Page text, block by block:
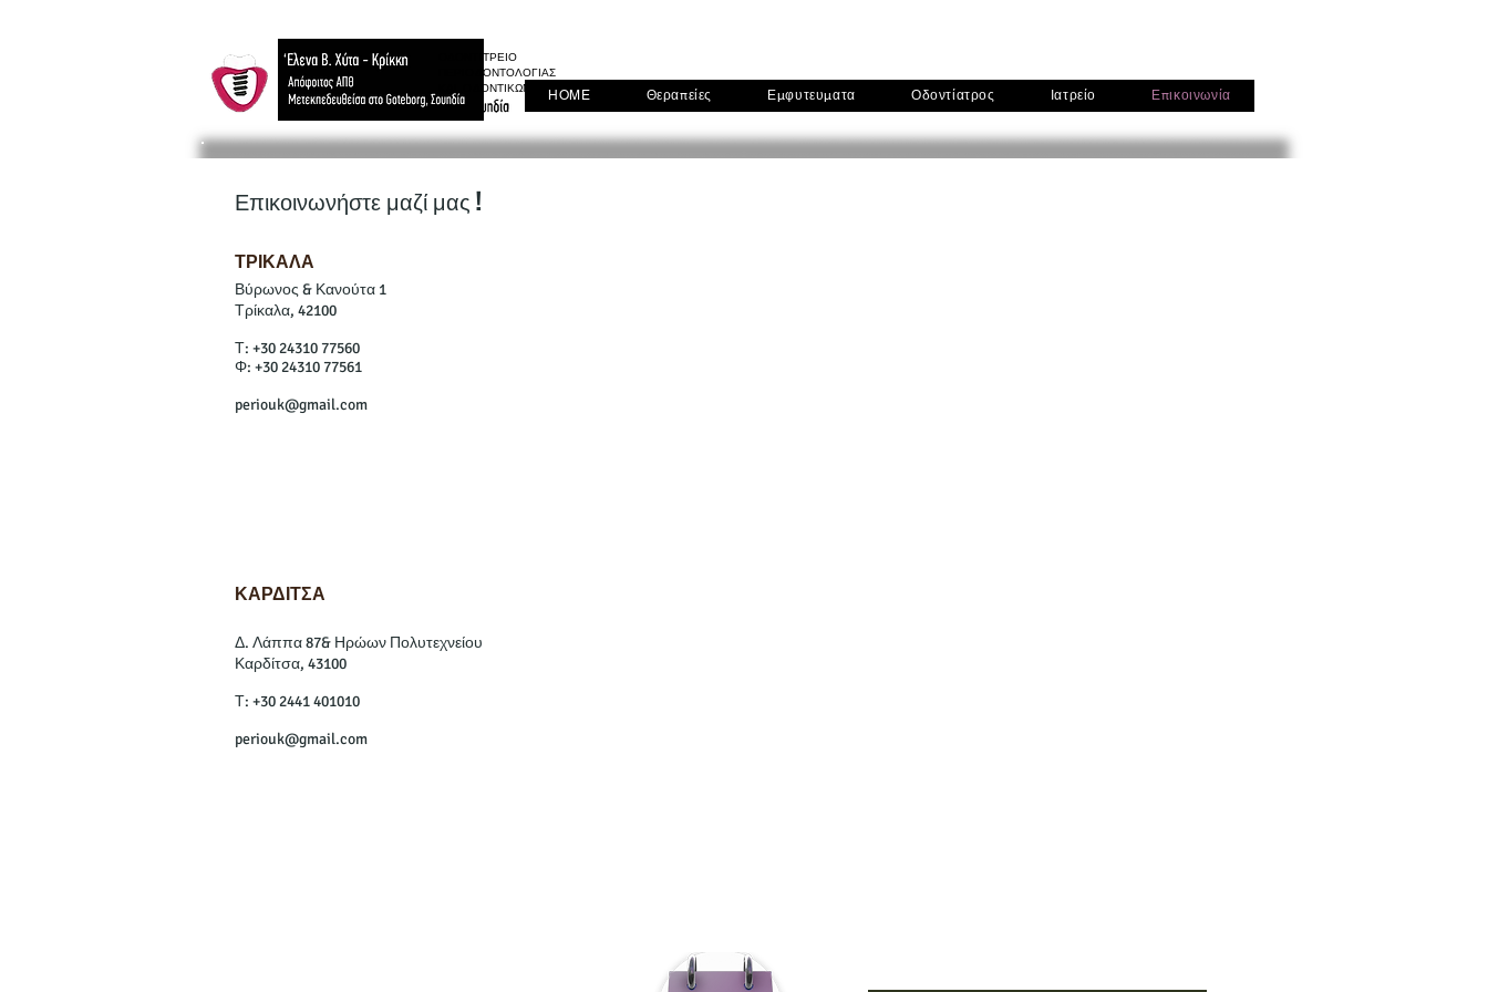
ΟΔΟΝΤΙΤΡΕΙΟ
ΠΕΡΙΟΔΟΝΤΟΛΟΓΙΑΣ
ΚΑΙ ΟΔΟΝΤΙΚΩΝ ΕΜΦΥΤΕΥΜΑΤΩΝ
HOME Θεραπείες Εμφυτευματα Οδοντίατρος Ιατρείο Επικοινωνία
Επικοινωνήστε μαζί μας !
ΤΡΙΚΑΛΑ
Βύρωνος & Κανούτα 1
Τρίκαλα, 42100
Τ: +30 24310 77560
Φ: +30 24310 77561
periouk@gmail.com
ΚΑΡΔΙΤΣΑ
Δ. Λάππα 87& Ηρώων Πολυτεχνείου
Καρδίτσα, 43100
Τ: +30 2441 401010
periouk@gmail.com